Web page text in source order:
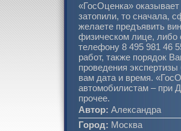
«ГосОценка»
затопили, то сначала,
желаете предъявить
физическом лице, либо
телефону 8 495 981 46
работ, также порядок
проведения
вам дата и время.
автомобилистам – при
прочее.
Автор: Александра
Город: Москва